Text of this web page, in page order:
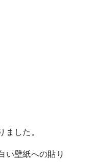
ました。
い壁紙への貼り